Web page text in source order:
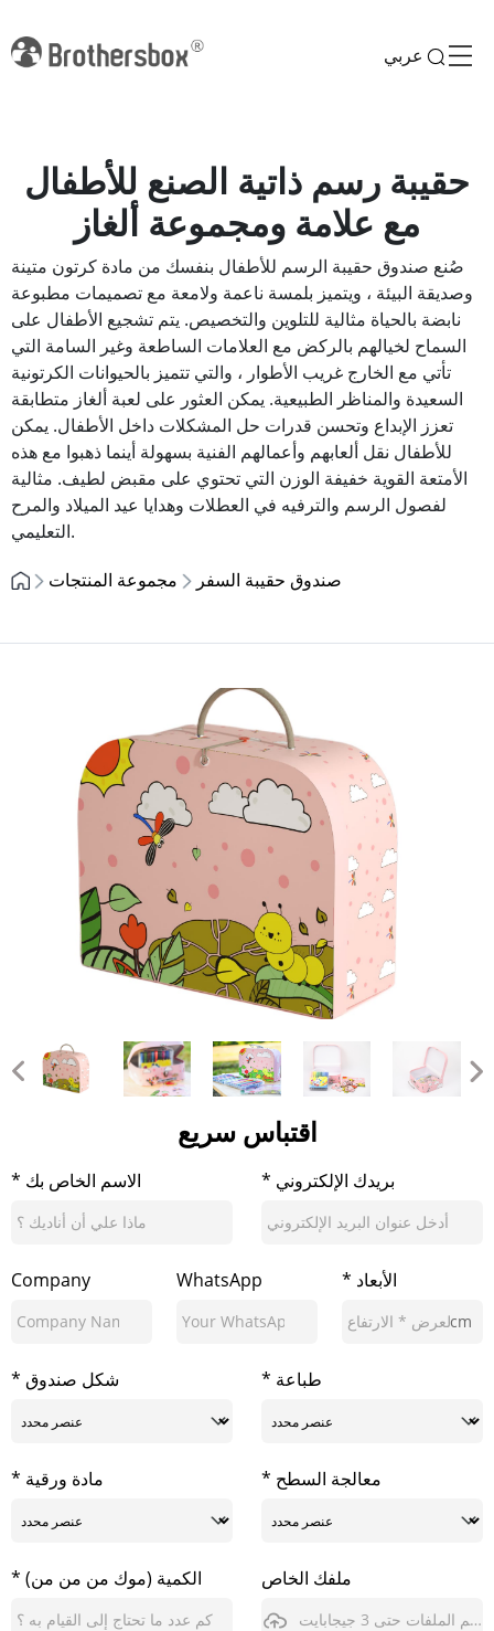
عربي
حقيبة رسم ذاتية الصنع للأطفال
مع علامة ومجموعة ألغاز
صُنع صندوق حقيبة الرسم للأطفال بنفسك من مادة كرتون متينة
وصديقة البيئة ، ويتميز بلمسة ناعمة ولامعة مع تصميمات مطبوعة
نابضة بالحياة مثالية للتلوين والتخصيص. يتم تشجيع الأطفال على
السماح لخيالهم بالركض مع العلامات الساطعة وغير السامة التي
تأتي مع الخارج غريب الأطوار ، والتي تتميز بالحيوانات الكرتونية
السعيدة والمناظر الطبيعية. يمكن العثور على لعبة ألغاز متطابقة
تعزز الإبداع وتحسن قدرات حل المشكلات داخل الأطفال. يمكن
للأطفال نقل ألعابهم وأعمالهم الفنية بسهولة أينما ذهبوا مع هذه
الأمتعة القوية خفيفة الوزن التي تحتوي على مقبض لطيف. مثالية
لفصول الرسم والترفيه في العطلات وهدايا عيد الميلاد والمرح
التعليمي.
مجموعة المنتجات
صندوق حقيبة السفر
اقتباس سريع
* الاسم الخاص بك * بريدك الإلكتروني
Company WhatsApp * الأبعاد
cm
* شكل صندوق * طباعة
* مادة ورقية * معالجة السطح
* الكمية (موك من من من) ملفك الخاص
يدعم الملفات حتى 3 جيجابايت